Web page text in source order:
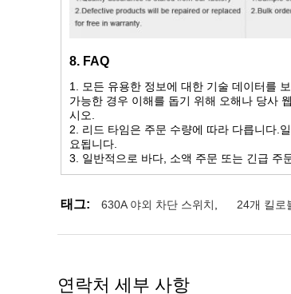
8. FAQ
1. 모든 유용한 정보에 대한 기술 데이터를
가능한 경우 이해를 돕기 위해 오해나 당사
시오.
2. 리드 타임은 주문 수량에 따라 다릅니다.
요됩니다.
3. 일반적으로 바다, 소액 주문 또는 긴급 주
태그: 630A 야외 차단 스위치 24개 킬로
연락처 세부 사항